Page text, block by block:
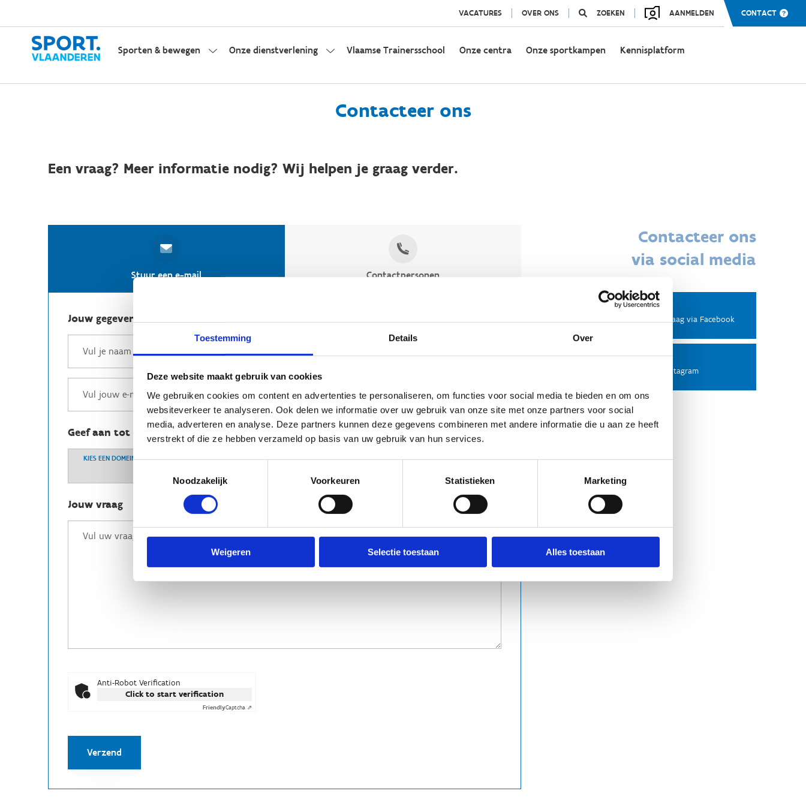
Toestemming Details Over
Deze website maakt gebruik van cookies
We gebruiken cookies om content en advertenties te personaliseren, om functies voor social media te bieden en om ons
websiteverkeer te analyseren. Ook delen we informatie over uw gebruik van onze site met onze partners voor social
media, adverteren en analyse. Deze partners kunnen deze gegevens combineren met andere informatie die u aan ze heeft
verstrekt of die ze hebben verzameld op basis van uw gebruik van hun services.
Noodzakelijk
Voorkeuren Statistieken Marketing
Weigeren Selectie toestaan Alles toestaan
VACATURES OVER ONS ZOEKEN AANMELDEN CONTACT
Sporten & bewegen Onze dienstverlening Vlaamse Trainersschool Onze centra Onze sportkampen Kennisplatform
Contacteer ons
Een vraag? Meer informatie nodig? Wij helpen je graag verder.
Stuur een e-mail Contactpersonen
Jouw gegevens
Geef aan tot welk domein jouw vraag behoort
KIES EEN DOMEIN
Jouw vraag
Anti-Robot Verification
Click to start verification
FriendlyCaptcha ⇗
Verzend
Contacteer ons
via social media
Facebook
Stel ons een vraag via Facebook
Instagram
Volg ons op Instagram